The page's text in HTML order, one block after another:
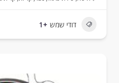
דודי שמש +1